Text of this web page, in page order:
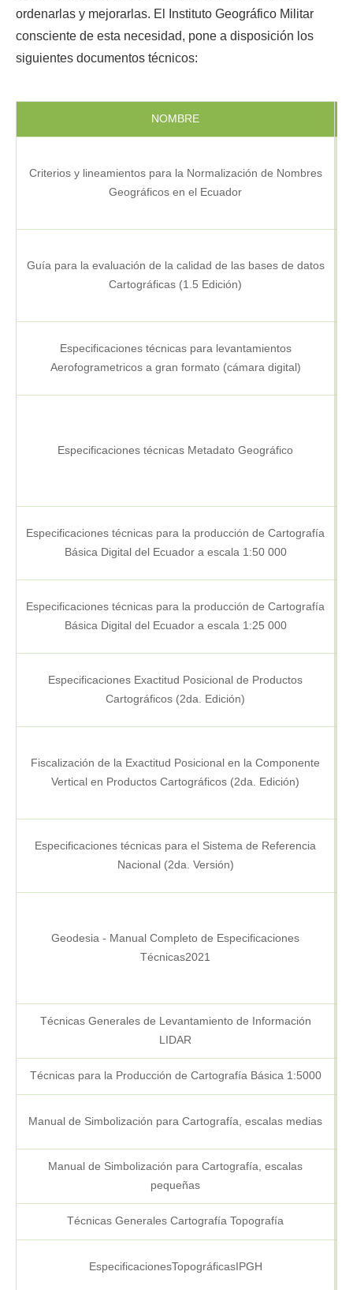
ordenarlas y mejorarlas. El Instituto Geográfico Militar
consciente de esta necesidad, pone a disposición los
siguientes documentos técnicos:
NOMBRE
Criterios y lineamientos para la Normalización de Nombres
Geográficos en el Ecuador
Guía para la evaluación de la calidad de las bases de datos
Cartográficas (1.5 Edición)
Especificaciones técnicas para levantamientos
Aerofogrametricos a gran formato (cámara digital)
Especificaciones técnicas Metadato Geográfico
Especificaciones técnicas para la producción de Cartografía
Básica Digital del Ecuador a escala 1:50 000
Especificaciones técnicas para la producción de Cartografía
Básica Digital del Ecuador a escala 1:25 000
Especificaciones Exactitud Posicional de Productos
Cartográficos (2da. Edición)
Fiscalización de la Exactitud Posicional en la Componente
Vertical en Productos Cartográficos (2da. Edición)
Especificaciones técnicas para el Sistema de Referencia
Nacional (2da. Versión)
Geodesia - Manual Completo de Especificaciones
Técnicas2021
Técnicas Generales de Levantamiento de Información
LIDAR
Técnicas para la Producción de Cartografía Básica 1:5000
Manual de Simbolización para Cartografía, escalas medias
Manual de Simbolización para Cartografía, escalas
pequeñas
Técnicas Generales Cartografía Topografía
EspecificacionesTopográficasIPGH